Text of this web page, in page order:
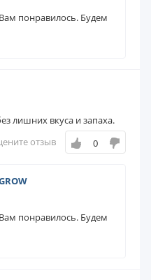
Вам понравилось. Будем
лишних вкуса и запаха.
отзыв 0
Вам понравилось. Будем